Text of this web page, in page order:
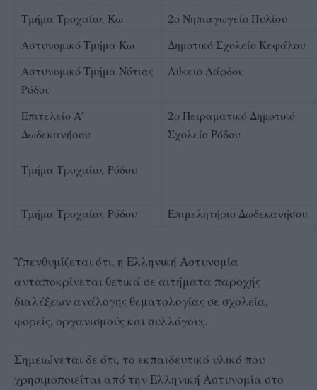
Τμήμα Τροχαίας Κω
2ο Νηπιαγωγείο Πυλίου
Αστυνομικό Τμήμα Κω
Δημοτικό Σχολείο Κεφάλου
Αστυνομικό Τμήμα Νότιας
Ρόδου
Λύκειο Λάρδου
Επιτελείο Α’
Δωδεκανήσου
Τμήμα Τροχαίας Ρόδου
2ο Πειραματικό Δημοτικό
Σχολείο Ρόδου
Τμήμα Τροχαίας Ρόδου Επιμελητήριο Δωδεκανήσου
Υπενθυμίζεται ότι, η Ελληνική Αστυνομία
ανταποκρίνεται θετικά σε αιτήματα παροχής
διαλέξεων ανάλογης θεματολογίας σε σχολεία,
φορείς, οργανισμούς και συλλόγους.
Σημειώνεται δε ότι, το εκπαιδευτικό υλικό που
χρησιμοποιείται από την Ελληνική Αστυνομία στο